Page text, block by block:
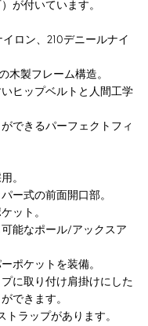
が付いています。
ロン、210デニールナイ
木製フレーム構造。
ヒップベルトと人間工学
できるパーフェクトフィ
。
ー式の前面開口部。
ット。
能なポール/アックスア
ポケットを装備。
に取り付け肩掛けにした
できます。
トラップがあります。